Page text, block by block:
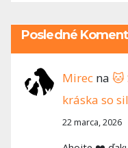
Posledné
Mirec na🐱
kráska so
22 marca, 2026